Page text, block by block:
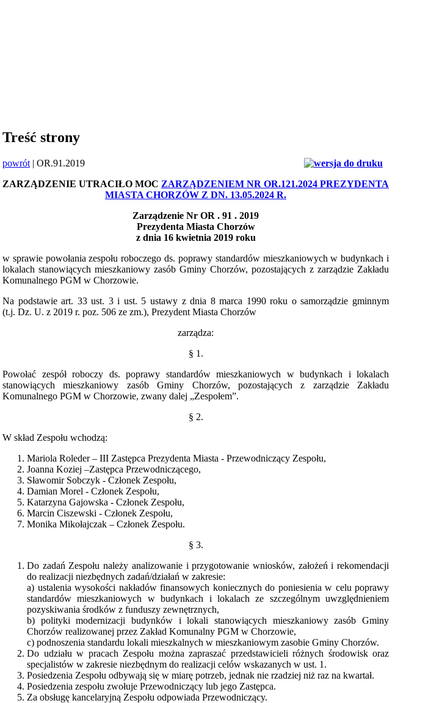
Treść strony
powrót | OR.91.2019
ZARZĄDZENIE UTRACIŁO MOC ZARZĄDZENIEM NR OR.121.2024 PREZYDENTA
MIASTA CHORZÓW Z DN. 13.05.2024 R.
Zarządzenie Nr OR . 91 . 2019
Prezydenta Miasta Chorzów
z dnia 16 kwietnia 2019 roku
w sprawie powołania zespołu roboczego ds. poprawy standardów mieszkaniowych w budynkach i
lokalach stanowiących mieszkaniowy zasób Gminy Chorzów, pozostających z zarządzie Zakładu
Komunalnego PGM w Chorzowie.
Na podstawie art. 33 ust. 3 i ust. 5 ustawy z dnia 8 marca 1990 roku o samorządzie gminnym
(t.j. Dz. U. z 2019 r. poz. 506 ze zm.), Prezydent Miasta Chorzów
zarządza:
§ 1.
Powołać zespół roboczy ds. poprawy standardów mieszkaniowych w budynkach i lokalach
stanowiących mieszkaniowy zasób Gminy Chorzów, pozostających z zarządzie Zakładu
Komunalnego PGM w Chorzowie, zwany dalej „Zespołem”.
§ 2.
W skład Zespołu wchodzą:
Mariola Roleder – III Zastępca Prezydenta Miasta - Przewodniczący Zespołu,
Joanna Koziej –Zastępca Przewodniczącego,
Sławomir Sobczyk - Członek Zespołu,
Damian Morel - Członek Zespołu,
Katarzyna Gajowska - Członek Zespołu,
Marcin Ciszewski - Członek Zespołu,
Monika Mikołajczak – Członek Zespołu.
§ 3.
Do zadań Zespołu należy analizowanie i przygotowanie wniosków, założeń i rekomendacji
do realizacji niezbędnych zadań/działań w zakresie:
a) ustalenia wysokości nakładów finansowych koniecznych do poniesienia w celu poprawy
standardów mieszkaniowych w budynkach i lokalach ze szczególnym uwzględnieniem
pozyskiwania środków z funduszy zewnętrznych,
b) polityki modernizacji budynków i lokali stanowiących mieszkaniowy zasób Gminy
Chorzów realizowanej przez Zakład Komunalny PGM w Chorzowie,
c) podnoszenia standardu lokali mieszkalnych w mieszkaniowym zasobie Gminy Chorzów.
Do udziału w pracach Zespołu można zapraszać przedstawicieli różnych środowisk oraz
specjalistów w zakresie niezbędnym do realizacji celów wskazanych w ust. 1.
Posiedzenia Zespołu odbywają się w miarę potrzeb, jednak nie rzadziej niż raz na kwartał.
Posiedzenia zespołu zwołuje Przewodniczący lub jego Zastępca.
Za obsługę kancelaryjną Zespołu odpowiada Przewodniczący.